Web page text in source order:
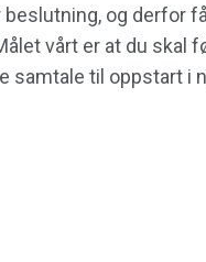
og derfor
vårt er at du skal
samtale til oppstart i